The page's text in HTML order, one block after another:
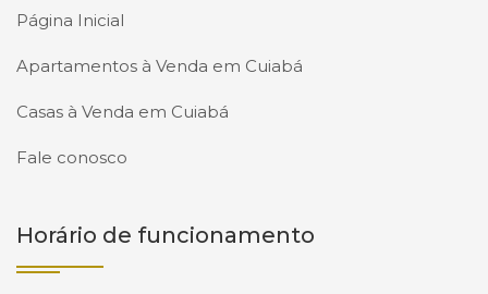
Página Inicial
Apartamentos à Venda em Cuiabá
Casas à Venda em Cuiabá
Fale conosco
Horário de funcionamento